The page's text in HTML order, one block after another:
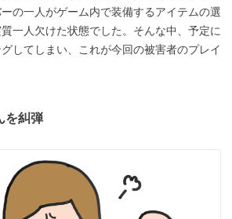
の一人がゲーム内で装備するアイテムの選
一人欠けた状態でした。そんな中、予定に
してしまい、これが今回の被害者のプレイ
を糾弾